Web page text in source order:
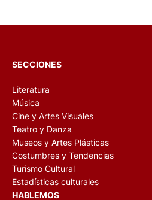
SECCIONES
Literatura
Música
Cine y Artes Visuales
Teatro y Danza
Museos y Artes Plásticas
Costumbres y Tendencias
Turismo Cultural
Estadísticas culturales
HABLEMOS